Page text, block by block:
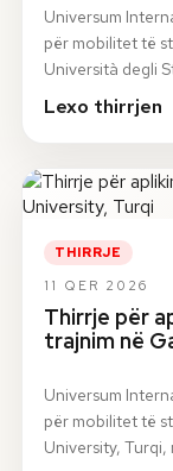
Universum
për mobilitet të
Università degli
Lexo thirrjen
THIRRJE
11 QER 2026
Thirrje për
trajnim në
Universum
për mobilitet të
University,